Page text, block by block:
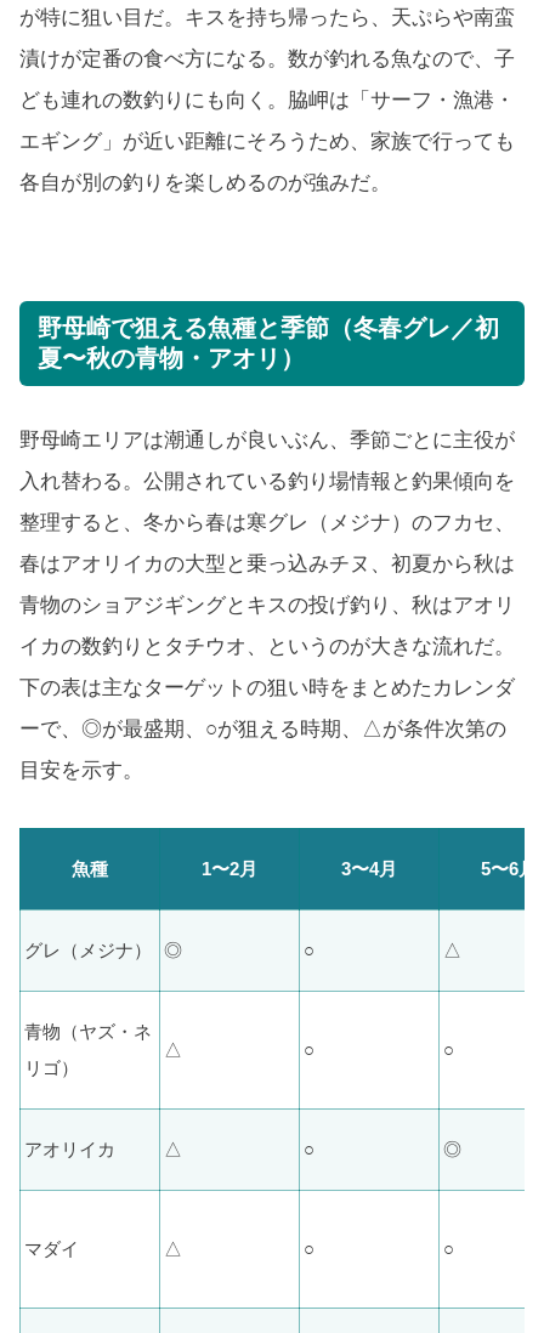
が特に狙い目だ。キスを持ち帰ったら、天ぷらや南蛮
漬けが定番の食べ方になる。数が釣れる魚なので、子
ども連れの数釣りにも向く。脇岬は「サーフ・漁港・
エギング」が近い距離にそろうため、家族で行っても
各自が別の釣りを楽しめるのが強みだ。
野母崎で狙える魚種と季節（冬春グレ／初
夏〜秋の青物・アオリ）
野母崎エリアは潮通しが良いぶん、季節ごとに主役が
入れ替わる。公開されている釣り場情報と釣果傾向を
整理すると、冬から春は寒グレ（メジナ）のフカセ、
春はアオリイカの大型と乗っ込みチヌ、初夏から秋は
青物のショアジギングとキスの投げ釣り、秋はアオリ
イカの数釣りとタチウオ、というのが大きな流れだ。
下の表は主なターゲットの狙い時をまとめたカレンダ
ーで、◎が最盛期、○が狙える時期、△が条件次第の
目安を示す。
魚種 1〜2月 3〜4月 5〜6月
グレ（メジナ） ◎ ○ △
青物（ヤズ・ネ
リゴ）
△ ○ ○
アオリイカ △ ○ ◎
マダイ △ ○ ○